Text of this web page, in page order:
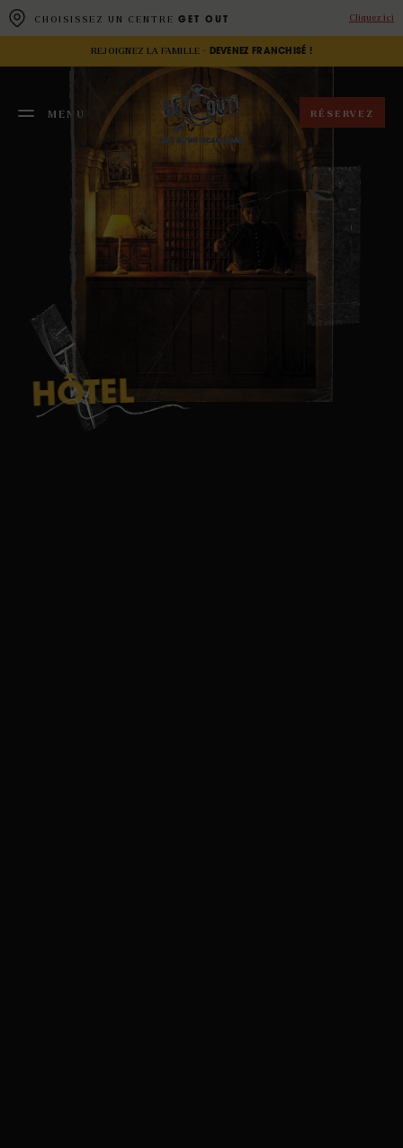
CHOISISSEZ UN CENTRE GET OUT Cliquez ici
REJOIGNEZ LA FAMILLE - DEVENEZ FRANCHISÉ !
MENU
RÉSERVEZ
HÔTEL
Panneau de gestion des cookies